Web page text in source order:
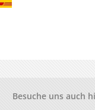
Besuche uns auch